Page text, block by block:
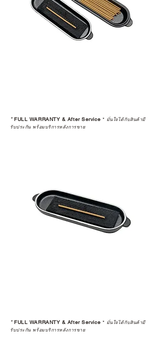
*FULL WARRANTY & After Service * มั่นใจได้กับสินค้ามี
รับประกัน พร้อมบริการหลังการขาย
*FULL WARRANTY & After Service * มั่นใจได้กับสินค้ามี
รับประกัน พร้อมบริการหลังการขาย